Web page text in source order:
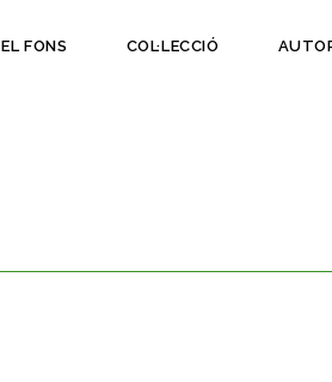
EL FONS COL·LECCIÓ